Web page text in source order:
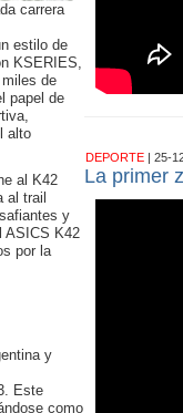
carrera
estilo de
KSERIES,
de
papel de
alto
al K42
al trail
y
ASICS K42
por la
y
Este
como
DEPORTE | 25-
La primer